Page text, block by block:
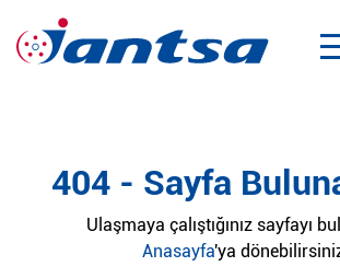
404 - Sayfa
Ulaşmaya çalıştığınız sayfayı
Anasayfa'ya